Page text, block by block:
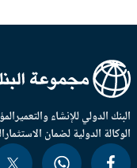
الدولي للإنشاء والتعمير
الدولية لضمان الاستثمار